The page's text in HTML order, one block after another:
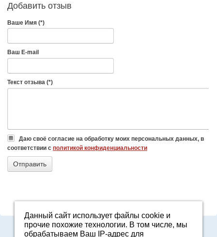
Добавить отзыв
Ваше Имя (*)
Ваш E-mail
Текст отзыва (*)
Даю своё согласие на обработку моих персональных данных, в
соответствии с политикой конфиденциальности
Адрес: Свердловская область, г. Арамиль, ул. Базовая, 2
E-mail:2161601@mail.ru
Данный сайт использует файлы cookie и
прочие похожие технологии. В том числе, мы
обрабатываем Ваш IP-адрес для